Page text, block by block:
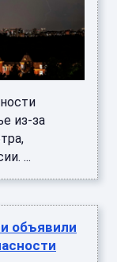
из-за
...
объявили